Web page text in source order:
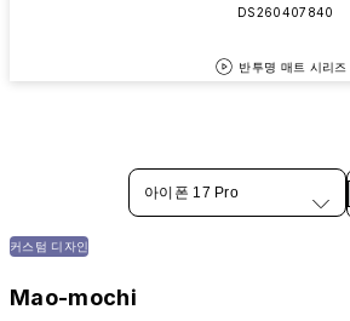
DS260407840
반투명 매트 시리즈
아이폰 17 Pro
커스텀 디자인
Mao-mochi